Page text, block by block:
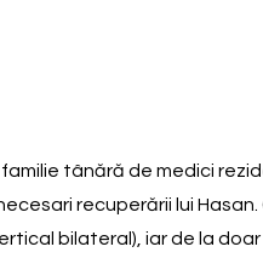
tânără de medici
recuperării lui
bilateral), iar de la